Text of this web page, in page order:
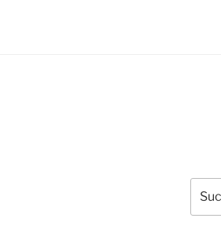
nach: